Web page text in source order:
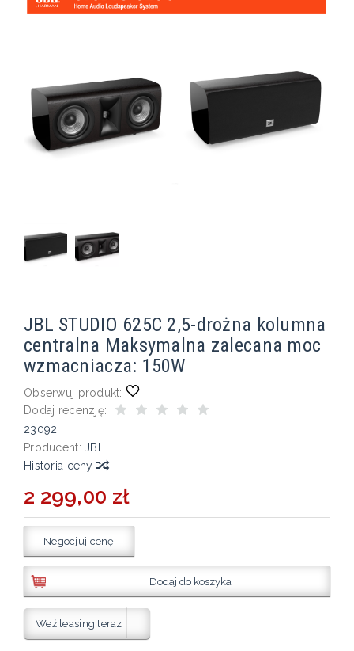
JBL STUDIO 625C 2,5-drożna kolumna
centralna Maksymalna zalecana moc
wzmacniacza: 150W
Obserwuj produkt:
Dodaj recenzję:
23092
Producent: JBL
Historia ceny
2 299,00 zł
Negocjuj cenę
Dodaj do koszyka
Weź leasing teraz